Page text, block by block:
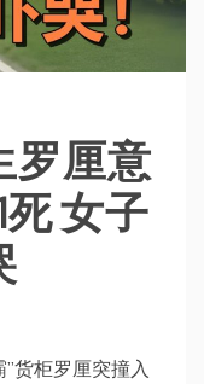
罗厘意
死 女子
货柜罗厘突撞入